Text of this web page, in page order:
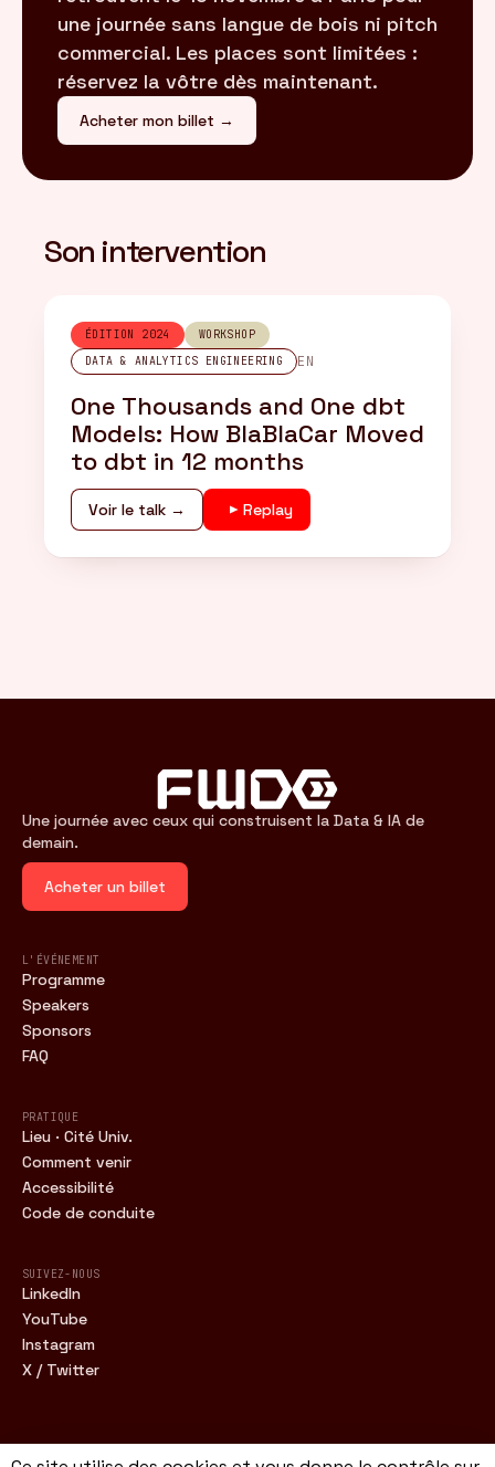
une journée sans langue de bois ni pitch
commercial. Les places sont limitées :
réservez la vôtre dès maintenant.
Acheter mon billet →
Son intervention
ÉDITION 2024
WORKSHOP
DATA & ANALYTICS ENGINEERING
EN
One Thousands and One dbt
Models: How BlaBlaCar Moved
to dbt in 12 months
Voir le talk → Replay
Une journée avec ceux qui construisent la Data & IA de
demain.
Acheter un billet
L'ÉVÉNEMENT
Programme
Speakers
Sponsors
FAQ
PRATIQUE
Lieu · Cité Univ.
Comment venir
Accessibilité
Code de conduite
SUIVEZ-NOUS
LinkedIn
YouTube
Instagram
X / Twitter